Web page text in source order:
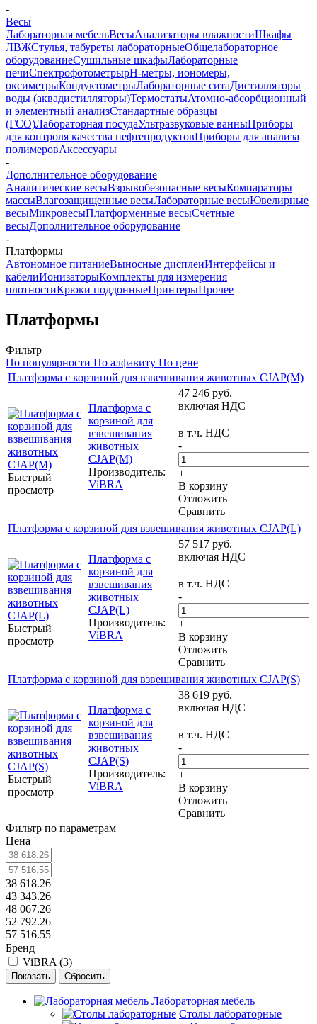
-
Весы
Лабораторная мебельВесыАнализаторы влажностиШкафы
ЛВЖСтулья, табуреты лабораторныеОбщелабораторное
оборудованиеСушильные шкафыЛабораторные
печиСпектрофотометрыpH-метры, иономеры,
оксиметрыКондуктометрыЛабораторные ситаДистилляторы
воды (аквадистилляторы)ТермостатыАтомно-абсорбционный
и элементный анализСтандартные образцы
(ГСО)Лабораторная посудаУльтразвуковые ванныПриборы
для контроля качества нефтепродуктовПриборы для анализа
полимеровАксессуары
-
Дополнительное оборудование
Аналитические весыВзрывобезопасные весыКомпараторы
массыВлагозащищенные весыЛабораторные весыЮвелирные
весыМикровесыПлатформенные весыСчетные
весыДополнительное оборудование
-
Платформы
Автономное питаниеВыносные дисплеиИнтерфейсы и
кабелиИонизаторыКомплекты для измерения
плотностиКрюки поддонныеПринтерыПрочее
Платформы
Фильтр
По популярности По алфавиту По цене
Платформа с корзиной для взвешивания животных CJAP(M)
Быстрый
просмотр
Платформа с
корзиной для
взвешивания
животных
CJAP(M)
Производитель:
ViBRA
47 246 руб.
включая НДС
в т.ч. НДС
-
+
В корзину
Отложить
Сравнить
Платформа с корзиной для взвешивания животных CJAP(L)
Быстрый
просмотр
Платформа с
корзиной для
взвешивания
животных
CJAP(L)
Производитель:
ViBRA
57 517 руб.
включая НДС
в т.ч. НДС
-
+
В корзину
Отложить
Сравнить
Платформа с корзиной для взвешивания животных CJAP(S)
Быстрый
просмотр
Платформа с
корзиной для
взвешивания
животных
CJAP(S)
Производитель:
ViBRA
38 619 руб.
включая НДС
в т.ч. НДС
-
+
В корзину
Отложить
Сравнить
Фильтр по параметрам
Цена
38 618.26
43 343.26
48 067.26
52 792.26
57 516.55
Бренд
ViBRA (3)
Сбросить
Лабораторная мебель
Столы лабораторные